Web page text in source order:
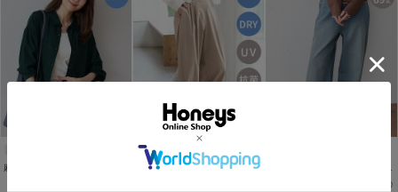
麻混ポケ付ゆるシャツ
WEB限定アイテム
大人のストレートパンツ